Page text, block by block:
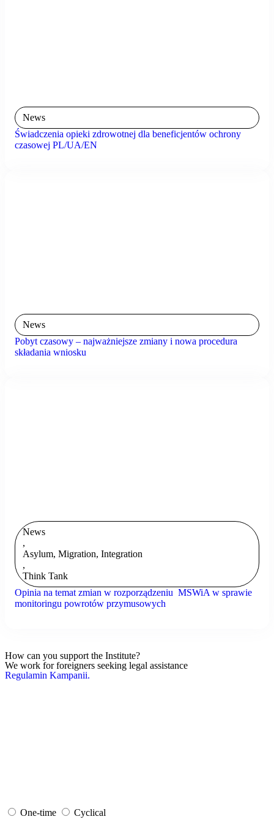
News
Świadczenia opieki zdrowotnej dla beneficjentów ochrony
czasowej PL/UA/EN
News
Pobyt czasowy – najważniejsze zmiany i nowa procedura
składania wniosku
News
,
Asylum, Migration, Integration
,
Think Tank
Opinia na temat zmian w rozporządzeniu MSWiA w sprawie
monitoringu powrotów przymusowych
How can you support the Institute?
We work for foreigners seeking legal assistance
Regulamin Kampanii.
One-time Cyclical